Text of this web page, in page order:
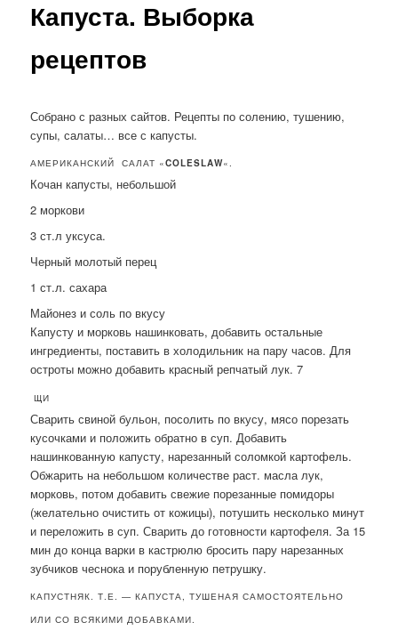
Капуста. Выборка
рецептов
Собрано с разных сайтов. Рецепты по солению, тушению,
супы, салаты… все с капусты.
АМЕРИКАНСКИЙ САЛАТ «COLESLAW«.
Кочан капусты, небольшой
2 моркови
3 ст.л уксуса.
Черный молотый перец
1 ст.л. сахара
Майонез и соль по вкусу
Капусту и морковь нашинковать, добавить остальные
ингредиенты, поставить в холодильник на пару часов. Для
остроты можно добавить красный репчатый лук. 7
ЩИ
Сварить свиной бульон, посолить по вкусу, мясо порезать
кусочками и положить обратно в суп. Добавить
нашинкованную капусту, нарезанный соломкой картофель.
Обжарить на небольшом количестве раст. масла лук,
морковь, потом добавить свежие порезанные помидоры
(желательно очистить от кожицы), потушить несколько минут
и переложить в суп. Сварить до готовности картофеля. За 15
мин до конца варки в кастрюлю бросить пару нарезанных
зубчиков чеснока и порубленную петрушку.
КАПУСТНЯК. Т.Е. — КАПУСТА, ТУШЕНАЯ САМОСТОЯТЕЛЬНО
ИЛИ СО ВСЯКИМИ ДОБАВКАМИ.